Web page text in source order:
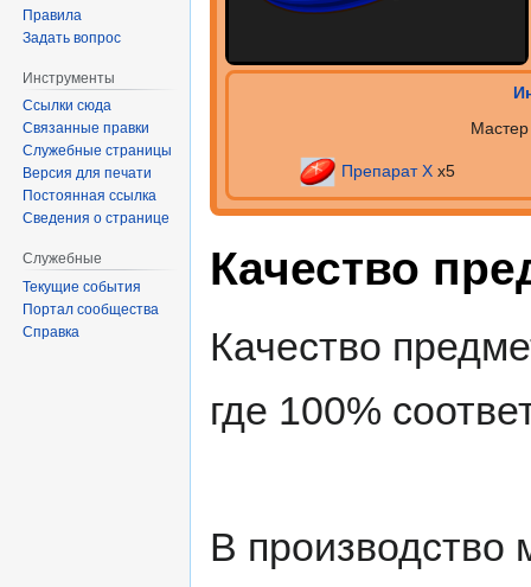
Препарат Xх5
Качество
Качество
где 100%
В производство
Правила
Задать вопрос
Инструменты
Ссылки сюда
Связанные правки
Служебные страницы
Версия для печати
Постоянная ссылка
Сведения о странице
Служебные
Текущие события
Портал сообщества
Справка